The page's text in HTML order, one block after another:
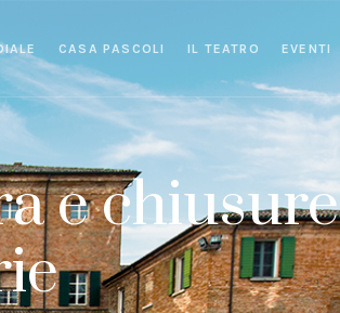
CASA PASCOLI IL TEATRO EVENTI
e chiusure